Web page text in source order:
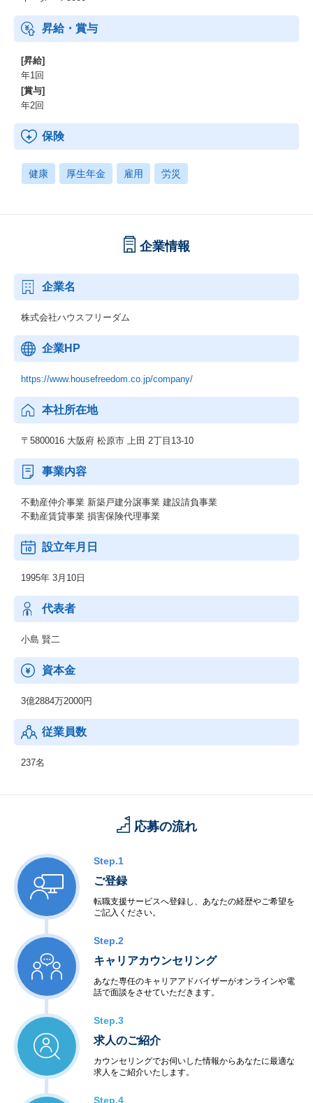
昇給・賞与
[昇給]
年1回
[賞与]
年2回
保険
健康 厚生年金 雇用 労災
企業情報
企業名
株式会社ハウスフリーダム
企業HP
https://www.housefreedom.co.jp/company/
本社所在地
〒5800016 大阪府 松原市 上田 2丁目13-10
事業内容
不動産仲介事業 新築戸建分譲事業 建設請負事業
不動産賃貸事業 損害保険代理事業
設立年月日
1995年 3月10日
代表者
小島 賢二
資本金
3億2884万2000円
従業員数
237名
応募の流れ
Step.1
ご登録
転職支援サービスへ登録し、あなたの経歴やご希望を
ご記入ください。
Step.2
キャリアカウンセリング
あなた専任のキャリアアドバイザーがオンラインや電
話で面談をさせていただきます。
Step.3
求人のご紹介
カウンセリングでお伺いした情報からあなたに最適な
求人をご紹介いたします。
Step.4